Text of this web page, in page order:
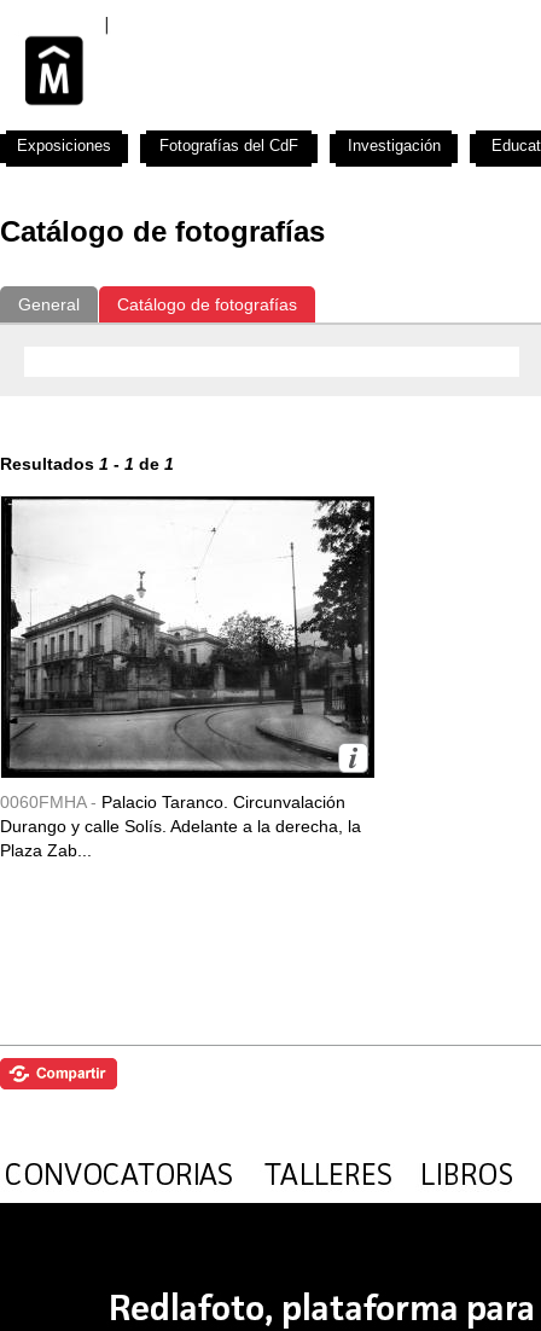
Catálogo de fotografías
General Catálogo de fotografías
Resultados 1 - 1 de 1
0060FMHA - Palacio Taranco. Circunvalación
Durango y calle Solís. Adelante a la derecha, la
Plaza Zab...
Exposiciones Fotografías del CdF Investigación